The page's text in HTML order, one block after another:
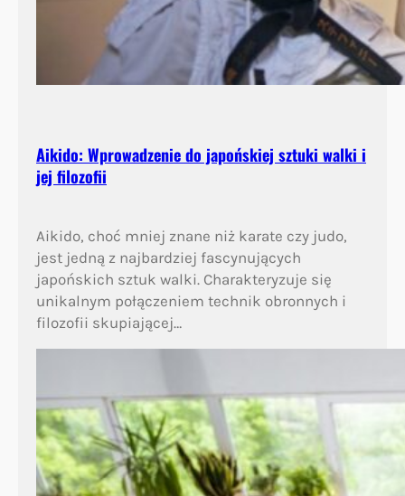
Aikido: Wprowadzenie do japońskiej sztuki walki i
jej filozofii
Aikido, choć mniej znane niż karate czy judo,
jest jedną z najbardziej fascynujących
japońskich sztuk walki. Charakteryzuje się
unikalnym połączeniem technik obronnych i
filozofii skupiającej…